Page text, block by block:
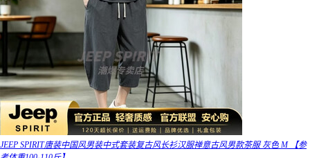
JEEP SPIRIT唐装中国风男装中式套装复古风长衫汉服禅意古风男款茶服 灰色 M 【参